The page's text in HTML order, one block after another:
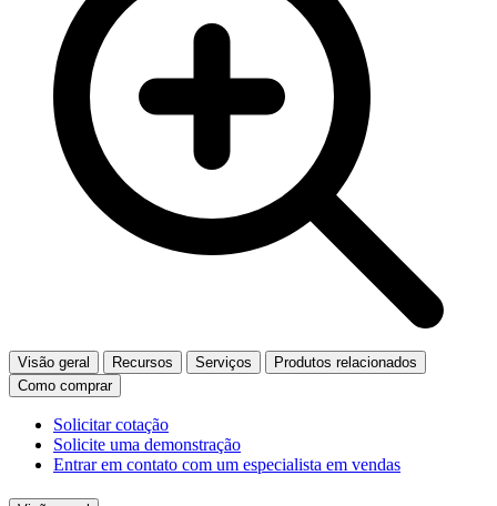
Visão geral Recursos Serviços
Produtos relacionados
Como comprar
Solicitar cotação
Solicite uma demonstração
Entrar em contato com um especialista em vendas